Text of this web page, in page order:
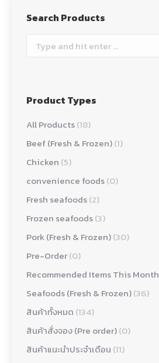
Search Products
Search:
Product Types
All Products(18)
Beef (Fresh & Frozen)(1)
Chicken (5)
convenience foods(0)
Fresh seafoods(2)
Frozen seafoods(3)
Pork (Fresh & Frozen)(30)
Pre-Order(0)
Recommended Items This Month
Seafoods (Fresh & Frozen)(36)
สินค้าทั้งหมด (134)
สินค้าสั่งจอง (Pre order)(0)
สินค้าแนะนำประจำเดือน (11)